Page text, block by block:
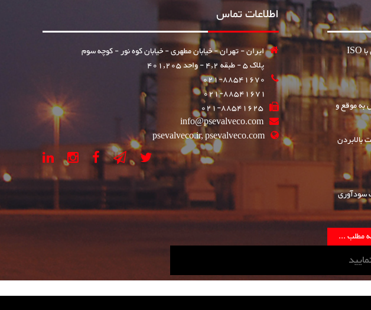
خط مشی سیستم مدیریت یکپارچه شرکت مطابق با ISO
به موقع و
سودآوری
مطلب ...
اطلاعات تماس
ایران - تهران - خیابان مطهری - خیابان کوه نور - کوچه سوم
پلاک 5 - طبقه 4,2 - واحد 401,205
021-88541670
021-88541671
021-88541625
info@psevalveco.com
psevalveco.ir, psevalveco.com